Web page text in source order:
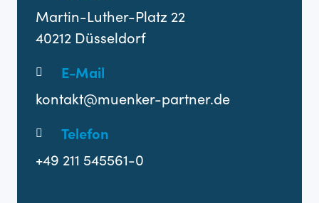
Martin-Luther-Platz 22
40212 Düsseldorf
E-Mail
kontakt@muenker-partner.de
Telefon
+49 211 545561-0